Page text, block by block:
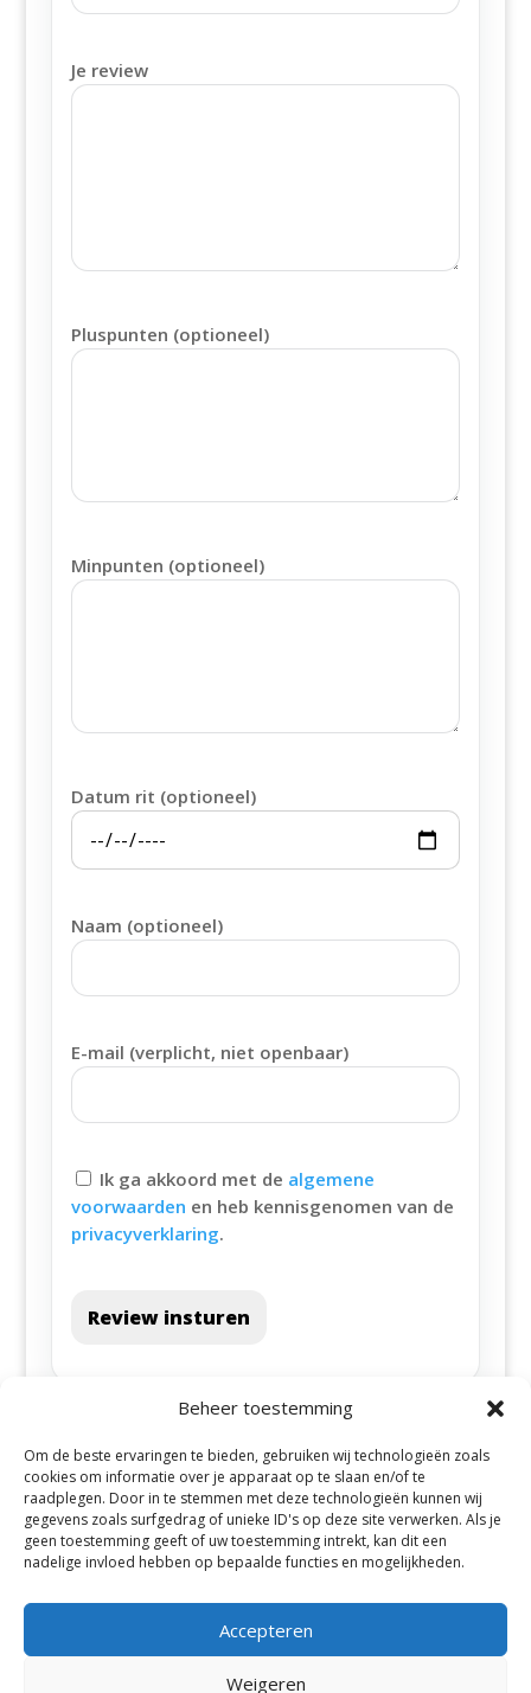
Beheer toestemming
Om de beste ervaringen te bieden, gebruiken wij technologieën zoals
cookies om informatie over je apparaat op te slaan en/of te
raadplegen. Door in te stemmen met deze technologieën kunnen wij
gegevens zoals surfgedrag of unieke ID's op deze site verwerken. Als je
geen toestemming geeft of uw toestemming intrekt, kan dit een
nadelige invloed hebben op bepaalde functies en mogelijkheden.
Accepteren
Weigeren
Je review
Pluspunten (optioneel)
Minpunten (optioneel)
Datum rit (optioneel)
Naam (optioneel)
E-mail (verplicht, niet openbaar)
Ik ga akkoord met de algemene
voorwaarden en heb kennisgenomen van de
privacyverklaring.
Review insturen
Alle steden